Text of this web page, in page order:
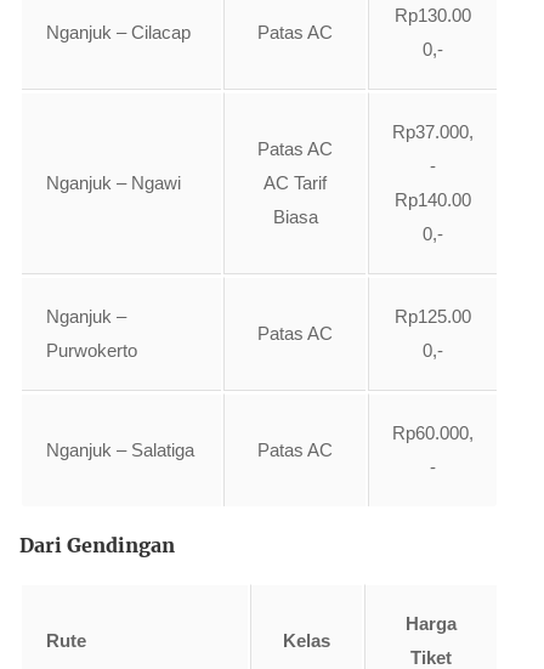
Nganjuk – Cilacap Patas AC
Rp130.00
0,-
Nganjuk – Ngawi
Patas AC
AC Tarif
Biasa
Rp37.000,
-
Rp140.00
0,-
Nganjuk –
Purwokerto
Patas AC
Rp125.00
0,-
Nganjuk – Salatiga Patas AC
Rp60.000,
-
Dari Gendingan
Rute Kelas
Harga
Tiket